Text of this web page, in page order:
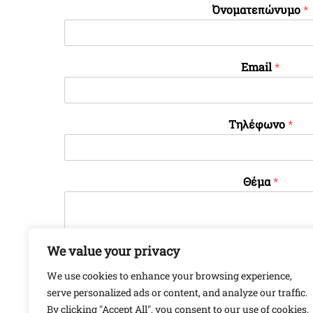
We value your privacy
We use cookies to enhance your browsing experience,
serve personalized ads or content, and analyze our traffic.
By clicking "Accept All", you consent to our use of cookies.
Όνοματεπώνυμο*
Email*
Τηλέφωνο*
Θέμα*
Αποστολή